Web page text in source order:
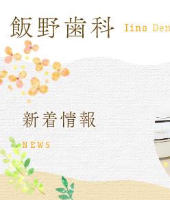
新着情報
NEWS